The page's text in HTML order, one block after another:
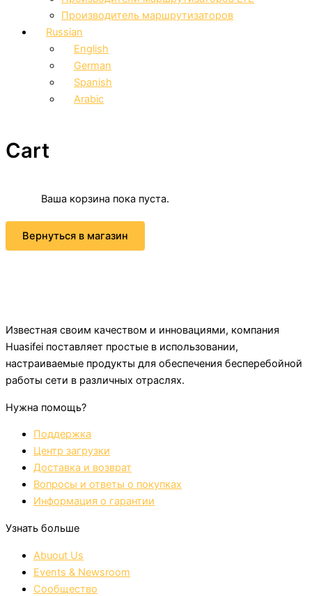
Производитель маршрутизаторов
Russian
English
German
Spanish
Arabic
Cart
Ваша корзина пока пуста.
Вернуться в магазин
Известная своим качеством и инновациями, компания
Huasifei поставляет простые в использовании,
настраиваемые продукты для обеспечения бесперебойной
работы сети в различных отраслях.
Нужна помощь?
Поддержка
Центр загрузки
Доставка и возврат
Вопросы и ответы о покупках
Информация о гарантии
Узнать больше
Abuout Us
Events & Newsroom
Сообщество